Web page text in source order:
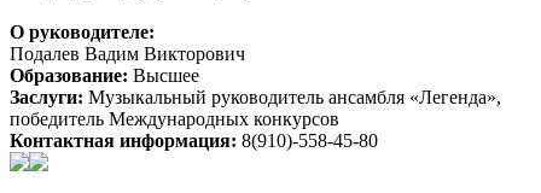
О руководителе:
Подалев Вадим Викторович
Образование: Высшее
Заслуги: Музыкальный руководитель ансамбля «Легенда»,
победитель Международных конкурсов
Контактная информация: 8(910)-558-45-80